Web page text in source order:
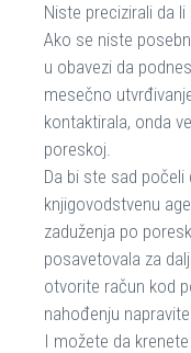
Niste precizirali da
Ako se niste
u obavezi da
mesečno
kontaktirala, onda
poreskoj.
Da bi ste sad
knjigovodstvenu
zaduženja po
posavetovala za
otvorite račun kod
nahođenju
I možete da